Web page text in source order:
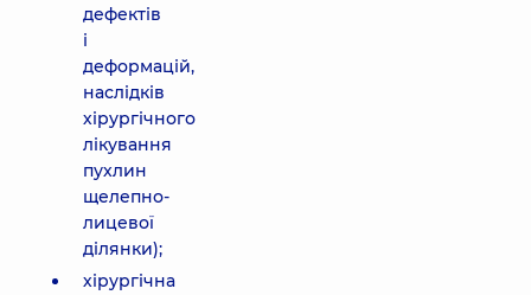
дефектів
і
деформацій,
наслідків
хірургічного
лікування
пухлин
щелепно-
лицевої
ділянки);
хірургічна